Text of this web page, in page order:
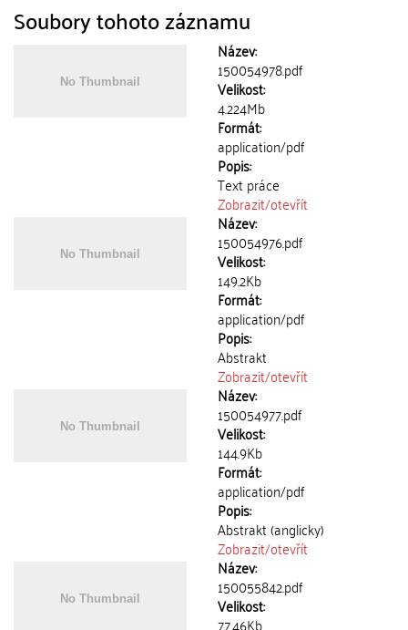
Soubory tohoto záznamu
Název:
150054978.pdf
Velikost:
4.224Mb
Formát:
application/pdf
Popis:
Text práce
Zobrazit/otevřít
Název:
150054976.pdf
Velikost:
149.2Kb
Formát:
application/pdf
Popis:
Abstrakt
Zobrazit/otevřít
Název:
150054977.pdf
Velikost:
144.9Kb
Formát:
application/pdf
Popis:
Abstrakt (anglicky)
Zobrazit/otevřít
Název:
150055842.pdf
Velikost:
77.46Kb